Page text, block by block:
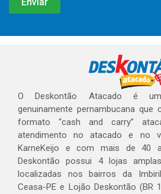
O Deskontão Atacado é
genuinamente pernambucana
formato “cash and carry”
atendimento no atacado e no
KarneKeijo e com mais de 40
Deskontão possui 4 lojas
localizadas nos bairros da
Ceasa-PE e Lojão Deskontão (BR